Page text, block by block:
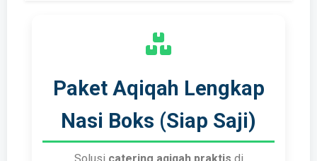
Paket Aqiqah Lengkap
Nasi Boks (Siap Saji)